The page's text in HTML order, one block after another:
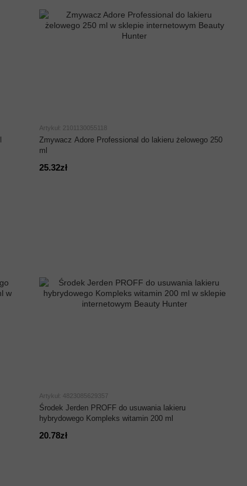
Artykuł: 2101130055118
Zmywacz Adore Professional do lakieru żelowego 250
ml
25.32zł
Artykuł: 4823085629357
Środek Jerden PROFF do usuwania lakieru
hybrydowego Kompleks witamin 200 ml
20.78zł